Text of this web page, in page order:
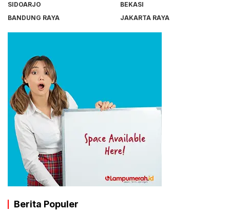
SIDOARJO
BEKASI
BANDUNG RAYA
JAKARTA RAYA
Berita Populer